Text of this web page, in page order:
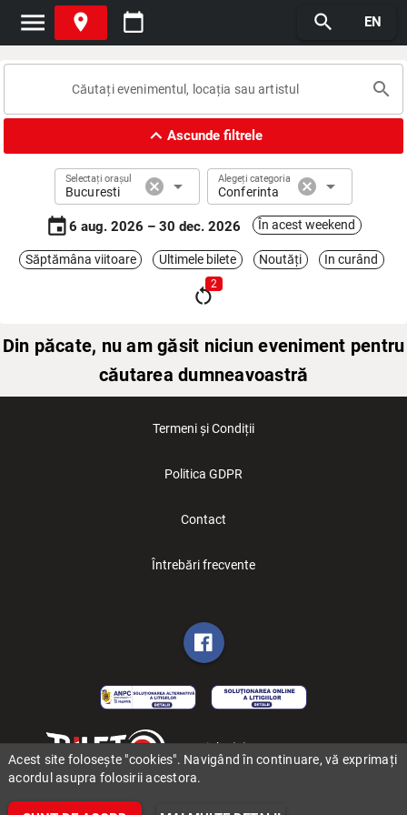
menu place calendar_today search EN
search
expand_lessAscunde filtrele
Selectați orașul
Bucuresti cancel arrow_drop_down Alegeți categoria
Conferinta cancel arrow_drop_down
event6 aug. 2026 – 30 dec. 2026 În acest weekend
Săptămâna viitoare Ultimele bilete Noutăți In curând
restart_alt
2
Din păcate, nu am găsit niciun eveniment pentru
căutarea dumneavoastră
Termeni și Condiții
Politica GDPR
Contact
Întrebări frecvente
Copyright (C) 2006-2026 BILET.ro
Acest site folosește "cookies". Navigând în continuare, vă exprimați
acordul asupra folosirii acestora.